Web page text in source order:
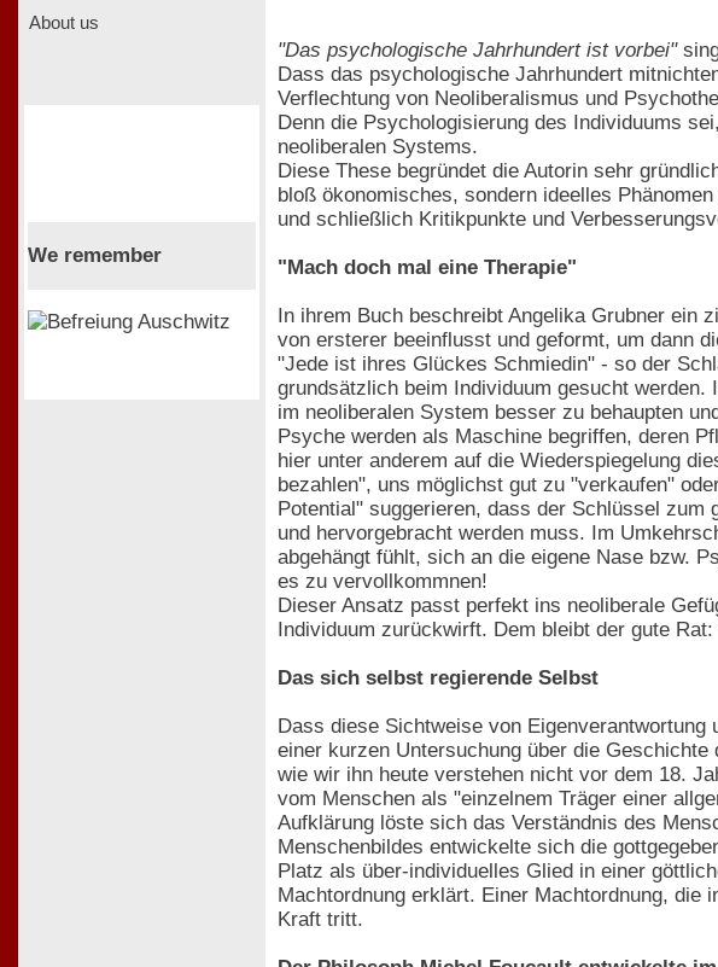
About us
We remember
"Das psychologische Jahrhundert ist vorbei"
Dass das psychologische Jahrhundert
Verflechtung von Neoliberalismus und
Denn die Psychologisierung des Individuums
neoliberalen Systems.
Diese These begründet die Autorin sehr
bloß ökonomisches, sondern ideelles
und schließlich Kritikpunkte und
"Mach doch mal eine Therapie"
In ihrem Buch beschreibt Angelika Grubner ein
von ersterer beeinflusst und geformt, um dann
"Jede ist ihres Glückes Schmiedin" - so der
grundsätzlich beim Individuum gesucht
im neoliberalen System besser zu behaupten
Psyche werden als Maschine begriffen, deren
hier unter anderem auf die Wiederspiegelung
bezahlen", uns möglichst gut zu "verkaufen"
Potential" suggerieren, dass der Schlüssel
und hervorgebracht werden muss. Im
abgehängt fühlt, sich an die eigene Nase bzw.
es zu vervollkommnen!
Dieser Ansatz passt perfekt ins neoliberale
Individuum zurückwirft. Dem bleibt der gute
Das sich selbst regierende Selbst
Dass diese Sichtweise von
einer kurzen Untersuchung über die
wie wir ihn heute verstehen nicht vor dem 18.
vom Menschen als "einzelnem Träger einer
Aufklärung löste sich das Verständnis des
Menschenbildes entwickelte sich die
Platz als über-individuelles Glied in einer
Machtordnung erklärt. Einer Machtordnung, die
Kraft tritt.